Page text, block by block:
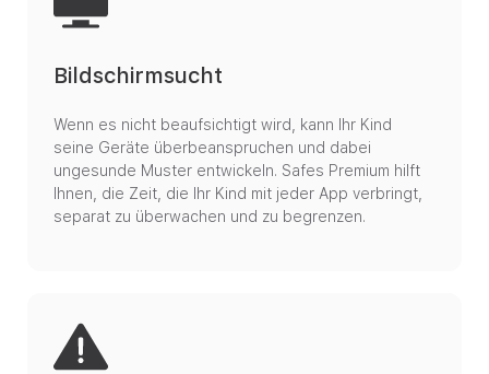
Bildschirmsucht
Wenn es nicht beaufsichtigt wird, kann Ihr Kind
seine Geräte überbeanspruchen und dabei
ungesunde Muster entwickeln. Safes Premium hilft
Ihnen, die Zeit, die Ihr Kind mit jeder App verbringt,
separat zu überwachen und zu begrenzen.